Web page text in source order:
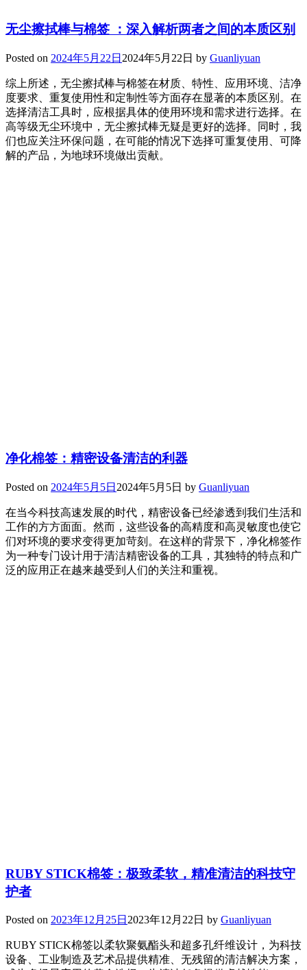
无尘擦拭棒与棉签 ：深入解析两者之间的本质区别
Posted on 2024年5月22日 2024年5月22日 by Guanliyuan
综上所述，无尘擦拭棒与棉签在材质、特性、应用环境、洁净
度要求、重复使用性和定制性等方面存在显著的本质区别。在
选择清洁工具时，应根据具体的使用环境和需求进行选择。在
高等级无尘环境中，无尘擦拭棒无疑是更好的选择。同时，我
们也应关注环保问题，在可能的情况下选择可重复使用、可降
解的产品，为地球环境做出贡献。
净化棉签：精密设备清洁的利器
Posted on 2024年5月5日 2024年5月5日 by Guanliyuan
在当今科技高速发展的时代，精密设备已经渗透到我们生活和
工作的方方面面。然而，这些设备的高精度和高灵敏度也使它
们对环境的要求变得更加苛刻。在这样的背景下，净化棉签作
为一种专门设计用于清洁精密设备的工具，其独特的特点和广
泛的应用正在越来越受到人们的关注和重视。
RUBY STICK棉签：极致柔软，精准清洁的科技守
护者
Posted on 2023年12月25日 2023年12月22日 by Guanliyuan
RUBY STICK棉签以柔软聚氨酯头和超多孔纤维设计，为科技
设备、工业制造及艺术品提供精准、无残留的清洁解决方案，